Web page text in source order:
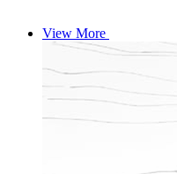
View More